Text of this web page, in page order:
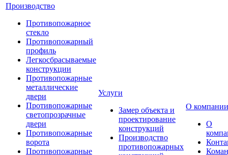
Производство
Противопожарное
стекло
Противопожарный
профиль
Легкосбрасываемые
конструкции
Противопожарные
металлические
двери
Противопожарные
светопрозрачные
двери
Противопожарные
ворота
Противопожарные
Услуги
Замер объекта и
проектирование
конструкций
Производство
противопожарных
О компании
О